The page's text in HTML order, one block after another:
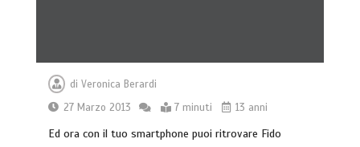
diVeronica Berardi
27 Marzo 2013
7 minuti 13 anni
Ed ora con il tuo smartphone puoi ritrovare Fido